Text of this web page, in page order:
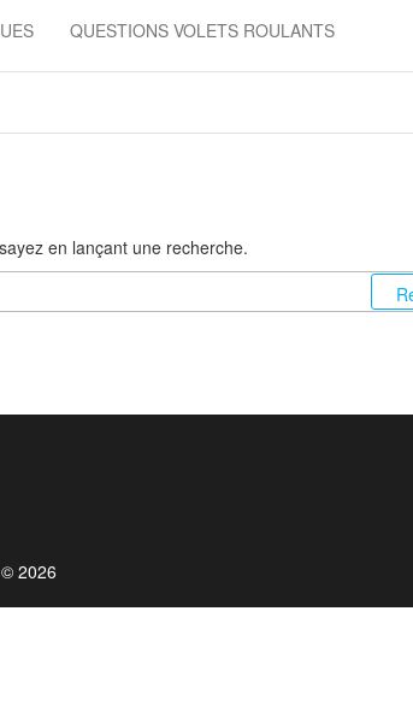
QUESTIONS VOLETS ROULANTS
en lançant une recherche.
2026